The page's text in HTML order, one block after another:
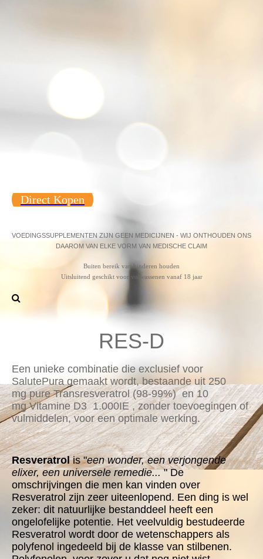
Direct Kopen
VOEDINGSSUPPLEMENTEN ZIJN GEEN MEDICIJNEN - WIJ ONTHOUDEN ONS
DAAROM VAN ELKE VORM VAN MEDISCHE CLAIM
Buiten bereik van kinderen houden
Uitsluitend geschikt voor volwassenen vanaf 18 jaar
RES-D
Een unieke combinatie die exclusief voor
SalutePura gemaakt wordt, bestaande uit 250
mg pure Transresveratrol (98-99%) en 10
mg Vitamine D3 1.000IE , zonder toevoegingen of
vulmiddelen, voor een optimale werking.
Resveratrolis "een wonder, een verjongende
elixer, een universele remedie..." De
omschrijvingen die men kan vinden over
Resveratrol zijn zeer uiteenlopend. Een ding is wel
zeker: dit natuurlijke bestanddeel heeft een
ongelofelijke potentie. Het veelvuldig bestudeerde
Resveratrol wordt door de wetenschappers als
polyfenol ingedeeld bij de klasse van stilbenen.